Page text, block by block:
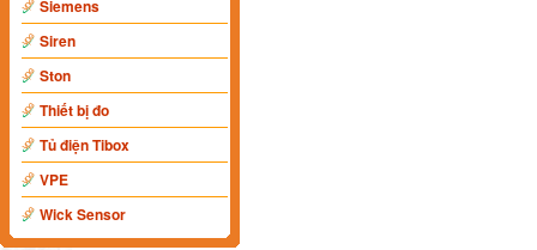
Siemens
Siren
Ston
Thiết bị đo
Tủ điện Tibox
VPE
Wick Sensor